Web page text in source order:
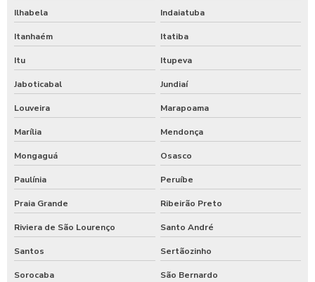
Ilhabela Indaiatuba
Itanhaém Itatiba
Itu Itupeva
Jaboticabal Jundiaí
Louveira Marapoama
Marília Mendonça
Mongaguá Osasco
Paulínia Peruíbe
Praia Grande Ribeirão Preto
Riviera de São Lourenço Santo André
Santos Sertãozinho
Sorocaba São Bernardo